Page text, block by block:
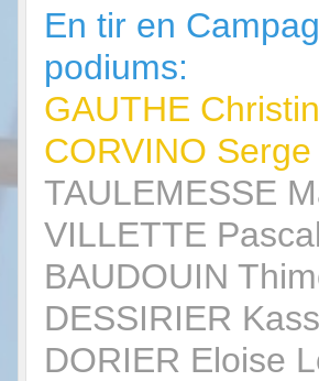
En tir en
podiums:
GAUTHE
CORVINO
TAULEMESSE
VILLETTE
BAUDOUIN
DESSIRIER
DORIER Eloise